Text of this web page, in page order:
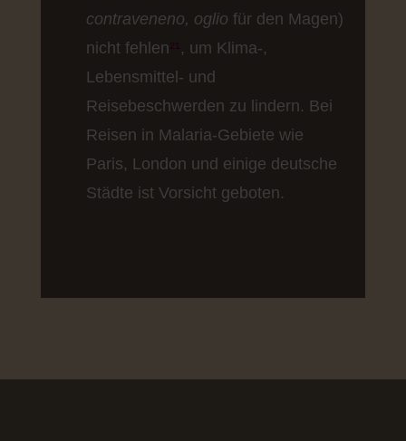
contraveneno, oglio für den Magen)
nicht fehlen
, um Klima-,
Lebensmittel- und
Reisebeschwerden zu lindern. Bei
Reisen in Malaria-Gebiete wie
Paris, London und einige deutsche
Städte ist Vorsicht geboten.